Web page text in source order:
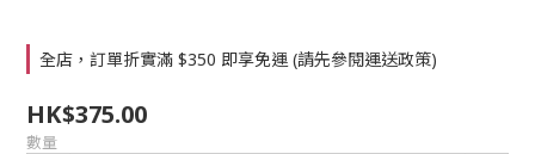
全店，訂單折實滿 $350 即享免運 (請先參閱運送政策)
HK$375.00
數量